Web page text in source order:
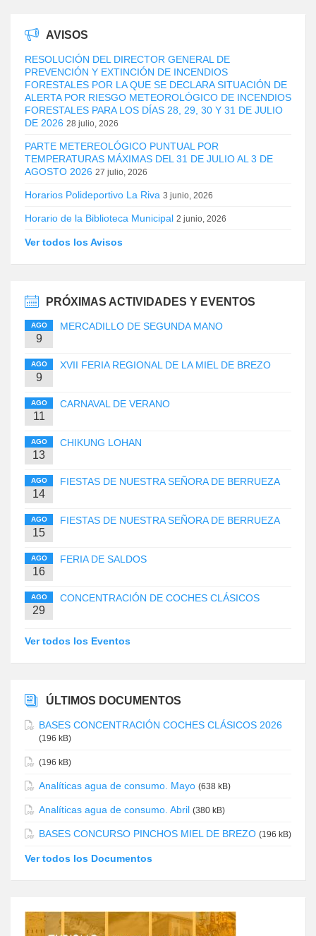
AVISOS
RESOLUCIÓN DEL DIRECTOR GENERAL DE
PREVENCIÓN Y EXTINCIÓN DE INCENDIOS
FORESTALES POR LA QUE SE DECLARA SITUACIÓN DE
ALERTA POR RIESGO METEOROLÓGICO DE INCENDIOS
FORESTALES PARA LOS DÍAS 28, 29, 30 Y 31 DE JULIO
DE 2026 28 julio, 2026
PARTE METEREOLÓGICO PUNTUAL POR
TEMPERATURAS MÁXIMAS DEL 31 DE JULIO AL 3 DE
AGOSTO 2026 27 julio, 2026
Horarios Polideportivo La Riva 3 junio, 2026
Horario de la Biblioteca Municipal 2 junio, 2026
Ver todos los Avisos
PRÓXIMAS ACTIVIDADES Y EVENTOS
AGO
9
MERCADILLO DE SEGUNDA MANO
AGO
9
XVII FERIA REGIONAL DE LA MIEL DE BREZO
AGO
11
CARNAVAL DE VERANO
AGO
13
CHIKUNG LOHAN
AGO
14
FIESTAS DE NUESTRA SEÑORA DE BERRUEZA
AGO
15
FIESTAS DE NUESTRA SEÑORA DE BERRUEZA
AGO
16
FERIA DE SALDOS
AGO
29
CONCENTRACIÓN DE COCHES CLÁSICOS
Ver todos los Eventos
ÚLTIMOS DOCUMENTOS
BASES CONCENTRACIÓN COCHES CLÁSICOS 2026
(196 kB)
(196 kB)
Analíticas agua de consumo. Mayo (638 kB)
Analíticas agua de consumo. Abril (380 kB)
BASES CONCURSO PINCHOS MIEL DE BREZO (196 kB)
Ver todos los Documentos